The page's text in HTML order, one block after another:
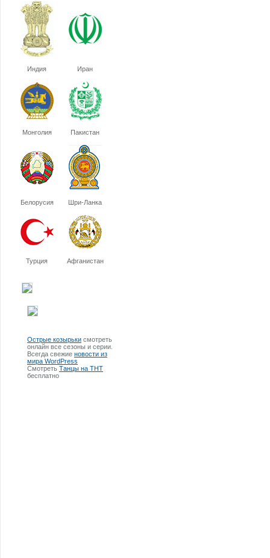
Индия Иран
Монголия Пакистан
Белорусия Шри-Ланка
Турция Афганистан
Острые козырьки смотреть
онлайн все сезоны и серии.
Всегда свежие новости из
мира WordPress
Смотреть Танцы на ТНТ
бесплатно